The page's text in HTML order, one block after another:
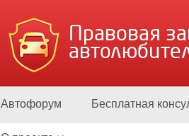
Правовая
Автофорум Бесплатная